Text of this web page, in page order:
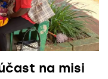
na misi